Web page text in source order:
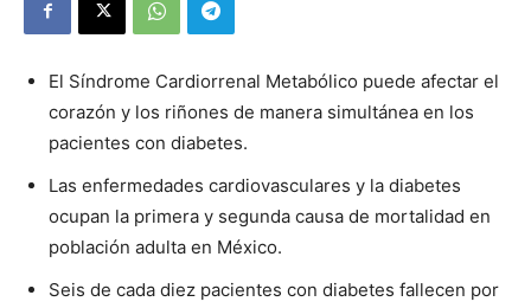
El Síndrome Cardiorrenal Metabólico puede afectar el
corazón y los riñones de manera simultánea en los
pacientes con diabetes.
Las enfermedades cardiovasculares y la diabetes
ocupan la primera y segunda causa de mortalidad en
población adulta en México.
Seis de cada diez pacientes con diabetes fallecen por